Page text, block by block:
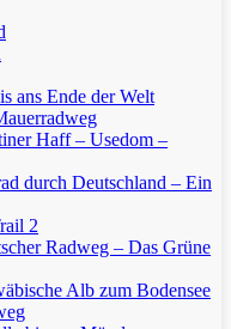
ans Ende der Welt
Haff – Usedom –
durch Deutschland – Ein
2
Radweg – Das Grüne
Alb zum Bodensee